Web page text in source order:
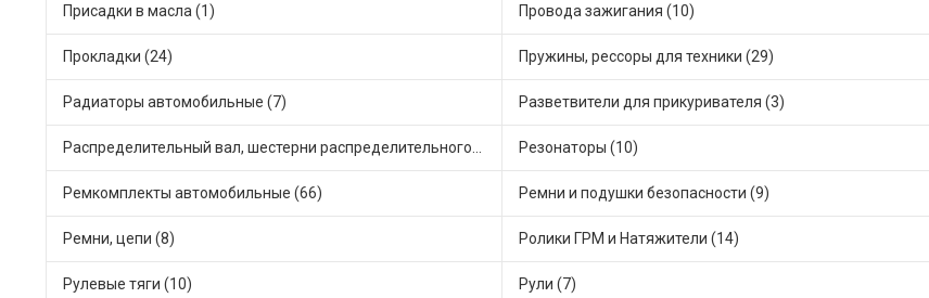
Присадки в масла (1) Провода зажигания (10)
Прокладки (24) Пружины, рессоры для техники (29)
Радиаторы автомобильные (7) Разветвители для прикуривателя (3)
Резонаторы (10)
Ремкомплекты автомобильные (66) Ремни и подушки безопасности (9)
Ремни, цепи (8) Ролики ГРМ и Натяжители (14)
Рулевые тяги (10) Рули (7)